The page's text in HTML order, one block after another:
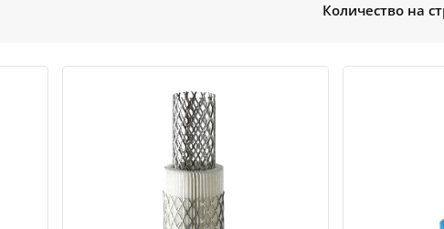
Количество на
Быстрый просмотрДобавить к сравнению